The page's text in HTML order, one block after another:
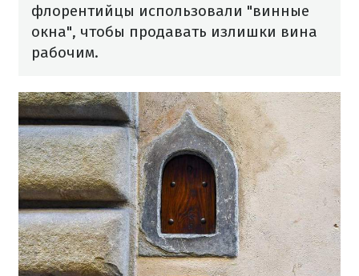
флорентийцы использовали "винные
окна", чтобы продавать излишки вина
рабочим.